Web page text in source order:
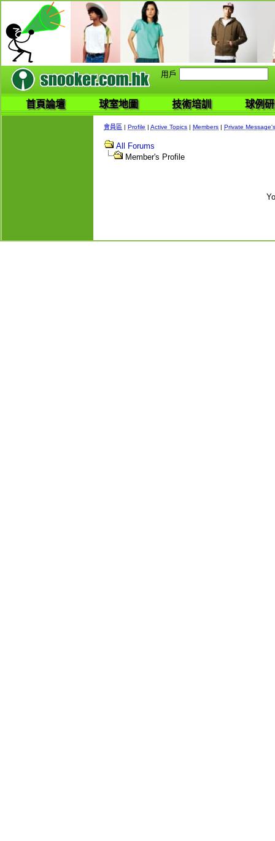
用戶
首頁論壇 球室地圖 技術培訓 球例
會員區 | Profile | Active Topics | Members | Private Message's
All Forums
Member's Profile